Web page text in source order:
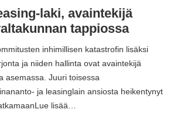
laki, avaintekijä
tappiossa
inhimillisen katastrofin lisäksi
ja niiden hallinta ovat avaintekijä
asemassa. Juuri toisessa
ja leasinglain ansiosta heikentynyt
lisää…